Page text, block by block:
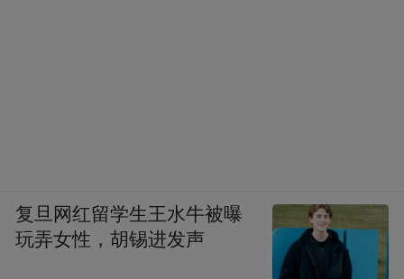
复旦网红留学生王水牛被曝
玩弄女性，胡锡进发声